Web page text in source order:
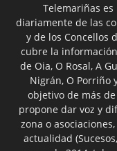
Telemariñas
diariamente de las
y de los Concellos
cubre la
de Oia, O Rosal, A
Nigrán, O Porriño
objetivo de más
propone dar voz y
zona o
actualidad